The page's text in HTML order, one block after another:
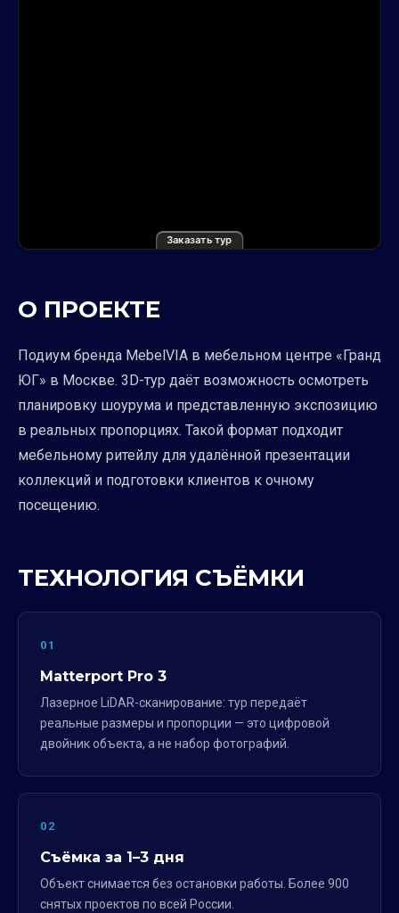
Заказать тур
О ПРОЕКТЕ
Подиум бренда MebelVIA в мебельном центре «Гранд
ЮГ» в Москве. 3D-тур даёт возможность осмотреть
планировку шоурума и представленную экспозицию
в реальных пропорциях. Такой формат подходит
мебельному ритейлу для удалённой презентации
коллекций и подготовки клиентов к очному
посещению.
ТЕХНОЛОГИЯ СЪЁМКИ
01
Matterport Pro 3
Лазерное LiDAR-сканирование: тур передаёт
реальные размеры и пропорции — это цифровой
двойник объекта, а не набор фотографий.
02
Съёмка за 1–3 дня
Объект снимается без остановки работы. Более 900
снятых проектов по всей России.